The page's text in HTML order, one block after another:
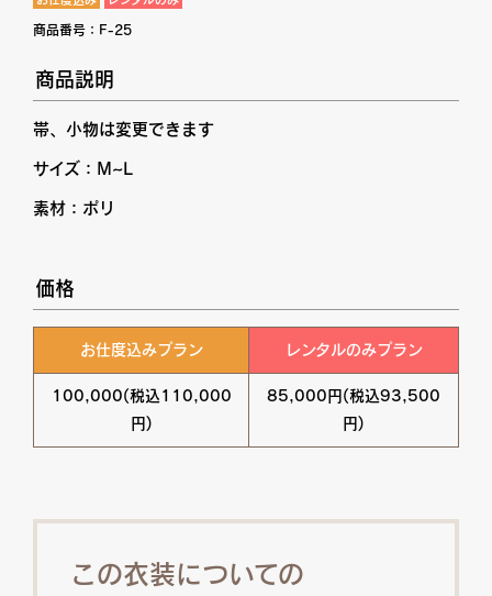
商品番号： F-25
商品説明
帯、小物は変更できます
サイズ：M~L
素材：ポリ
価格
お仕度込みプラン
100,000(税込110,000
円)
レンタルのみプラン
85,000円(税込93,500
円)
この衣装についての